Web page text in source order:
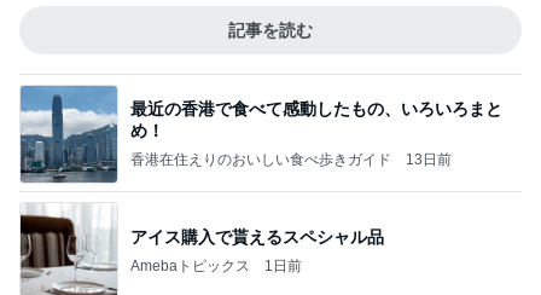
記事を読む
最近の香港で食べて感動したもの、いろいろまと
め！
香港在住えりのおいしい食べ歩きガイド 13日前
アイス購入で貰えるスペシャル品
Amebaトピックス 1日前